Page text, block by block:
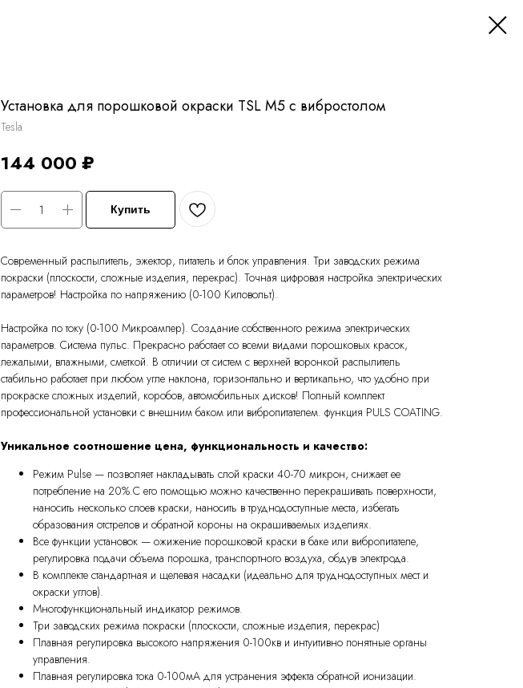
Установка для порошковой окраски TSL M5 с вибростолом
Tesla
144 000 ₽
Купить
Современный распылитель, эжектор, питатель и блок управления. Три заводских режима
покраски (плоскости, сложные изделия, перекрас). Точная цифровая настройка электрических
параметров! Настройка по напряжению (0-100 Киловольт).
Настройка по току (0-100 Микроампер). Создание собственного режима электрических
параметров. Система пульс. Прекрасно работает со всеми видами порошковых красок,
лежалыми, влажными, сметкой. В отличии от систем с верхней воронкой распылитель
стабильно работает при любом угле наклона, горизонтально и вертикально, что удобно при
прокраске сложных изделий, коробов, автомобильных дисков! Полный комплект
профессиональной установки с внешним баком или вибропитателем. функция PULS COATING.
Уникальное соотношение цена, функциональность и качество:
Режим Pulse — позволяет накладывать слой краски 40-70 микрон, снижает ее
потребление на 20%.С его помощью можно качественно перекрашивать поверхности,
наносить несколько слоев краски, наносить в труднодоступные места, избегать
образования отстрелов и обратной короны на окрашиваемых изделиях.
Все функции установок — ожижение порошковой краски в баке или вибропитателе,
регулировка подачи объема порошка, транспортного воздуха, обдув электрода.
В комплекте стандартная и щелевая насадки (идеально для труднодоступных мест и
окраски углов).
Многофункциональный индикатор режимов.
Три заводских режима покраски (плоскости, сложные изделия, перекрас)
Плавная регулировка высокого напряжения 0-100кв и интуитивно понятные органы
управления.
Плавная регулировка тока 0-100мА для устранения эффекта обратной ионизации.